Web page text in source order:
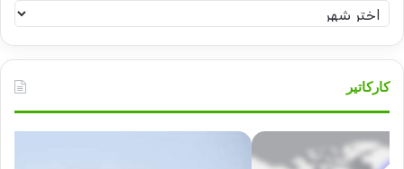
أرشيف
تسامح
كاركاتير
قوات
الدعم